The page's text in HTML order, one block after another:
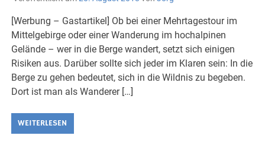
[Werbung – Gastartikel] Ob bei einer Mehrtagestour im
Mittelgebirge oder einer Wanderung im hochalpinen
Gelände – wer in die Berge wandert, setzt sich einigen
Risiken aus. Darüber sollte sich jeder im Klaren sein: In die
Berge zu gehen bedeutet, sich in die Wildnis zu begeben.
Dort ist man als Wanderer […]
WEITERLESEN